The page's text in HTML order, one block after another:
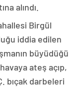
alındı.
Birgül
iddia edilen
büyüdüğü
ateş açıp,
bıçak darbeleri